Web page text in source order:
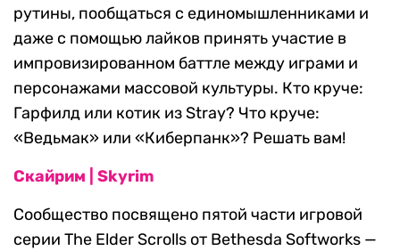
рутины, пообщаться с единомышленниками и
даже с помощью лайков принять участие в
импровизированном баттле между играми и
персонажами массовой культуры. Кто круче:
Гарфилд или котик из Stray? Что круче:
«Ведьмак» или «Киберпанк»? Решать вам!
Скайрим | Skyrim
Сообщество посвящено пятой части игровой
серии The Elder Scrolls от Bethesda Softworks —